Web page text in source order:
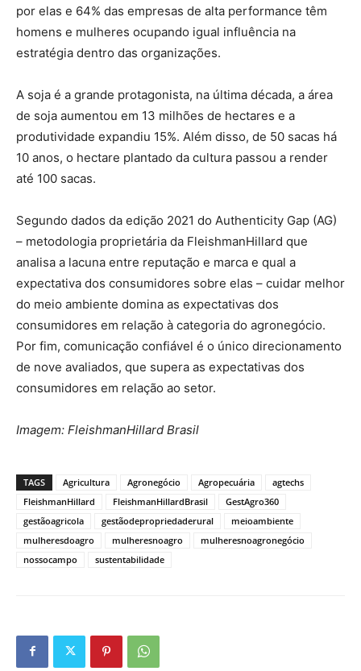
por elas e 64% das empresas de alta performance têm
homens e mulheres ocupando igual influência na
estratégia dentro das organizações.
A soja é a grande protagonista, na última década, a área
de soja aumentou em 13 milhões de hectares e a
produtividade expandiu 15%. Além disso, de 50 sacas há
10 anos, o hectare plantado da cultura passou a render
até 100 sacas.
Segundo dados da edição 2021 do Authenticity Gap (AG)
– metodologia proprietária da FleishmanHillard que
analisa a lacuna entre reputação e marca e qual a
expectativa dos consumidores sobre elas – cuidar melhor
do meio ambiente domina as expectativas dos
consumidores em relação à categoria do agronegócio.
Por fim, comunicação confiável é o único direcionamento
de nove avaliados, que supera as expectativas dos
consumidores em relação ao setor.
Imagem: FleishmanHillard Brasil
TAGS Agricultura Agronegócio Agropecuária
agtechs
FleishmanHillard
FleishmanHillardBrasil
GestAgro360
gestãoagricola
gestãodepropriedaderural
meioambiente
mulheresdoagro
mulheresnoagro
mulheresnoagronegócio
nossocampo
sustentabilidade